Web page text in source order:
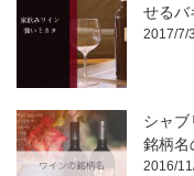
せるバ
2017/7/
シャ
銘柄
2016/